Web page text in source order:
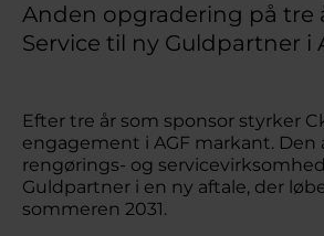
Anden opgradering på tre
Service til ny Guldpartner i
Efter tre år som sponsor styrker
engagement i AGF markant. Den
rengørings- og
Guldpartner i en ny aftale, der
sommeren 2031.